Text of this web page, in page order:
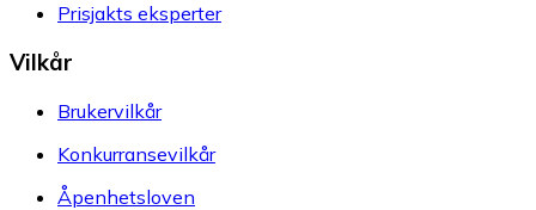
Prisjakts eksperter
Vilkår
Brukervilkår
Konkurransevilkår
Åpenhetsloven